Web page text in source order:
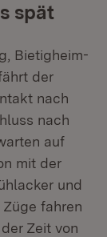
spät
Bietigheim-
der
nach
nach
auf
mit der
und
fahren
Zeit von